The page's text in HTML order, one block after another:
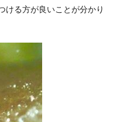
ける方が良いことが分かり